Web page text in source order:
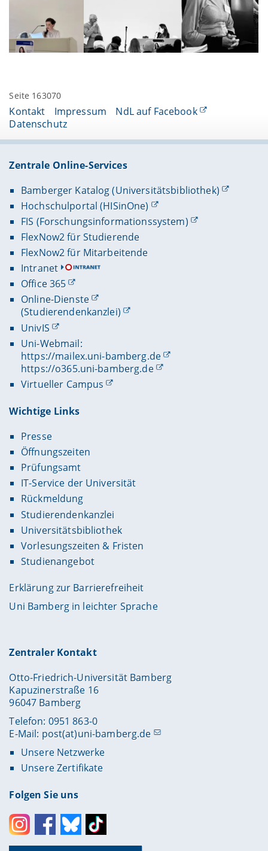
Seite 163070
Kontakt Impressum
NdL auf Facebook
Datenschutz
Zentrale Online-Services
Bamberger Katalog (Universitätsbibliothek)
Hochschulportal (HISinOne)
FIS (Forschungsinformationssystem)
FlexNow2 für Studierende
FlexNow2 für Mitarbeitende
Intranet
Office 365
Online-Dienste
(Studierendenkanzlei)
UnivIS
Uni-Webmail:
https://mailex.uni-bamberg.de
https://o365.uni-bamberg.de
Virtueller Campus
Wichtige Links
Presse
Öffnungszeiten
Prüfungsamt
IT-Service der Universität
Rückmeldung
Studierendenkanzlei
Universitätsbibliothek
Vorlesungszeiten & Fristen
Studienangebot
Erklärung zur Barrierefreiheit
Uni Bamberg in leichter Sprache
Zentraler Kontakt
Otto-Friedrich-Universität Bamberg
Kapuzinerstraße 16
96047 Bamberg
Telefon: 0951 863-0
E-Mail: post(at)uni-bamberg.de
Unsere Netzwerke
Unsere Zertifikate
Folgen Sie uns
InstagramFacebookBlueskyToktok